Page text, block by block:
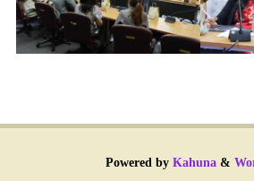
Powered byKahuna&